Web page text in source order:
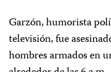
Garzón, humorista
televisión, fue
hombres armados en